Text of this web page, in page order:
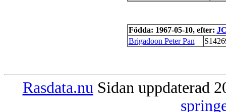
Födda: 1967-05-10, efter:
Brigadoon Peter Pan
Rasdata.nu Sidan uppdaterad